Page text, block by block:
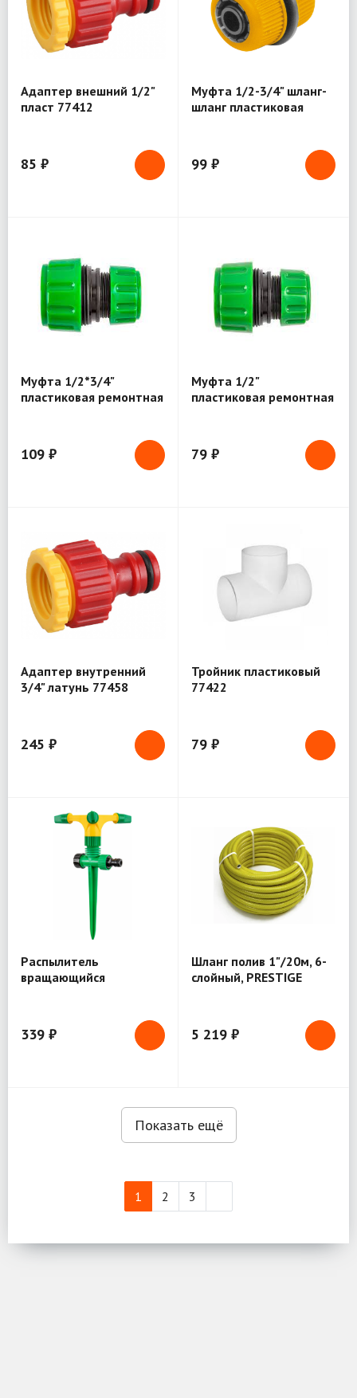
Адаптер внешний 1/2"
пласт 77412
85 ₽
Муфта 1/2-3/4" шланг-
шланг пластиковая
99 ₽
Муфта 1/2*3/4"
пластиковая ремонтная
109 ₽
Муфта 1/2"
пластиковая ремонтная
79 ₽
Адаптер внутренний
3/4" латунь 77458
245 ₽
Тройник пластиковый
77422
79 ₽
Распылитель
вращающийся
339 ₽
Шланг полив 1"/20м, 6-
слойный, PRESTIGE
5 219 ₽
Показать ещё
1 2 3